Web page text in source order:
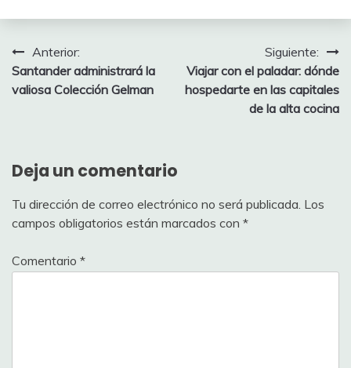
Navegación
de
Anterior:
Santander administrará la
valiosa Colección Gelman
Siguiente:
Viajar con el paladar: dónde
hospedarte en las capitales
de la alta cocina
Deja un comentario
Tu dirección de correo electrónico no será publicada. Los
campos obligatorios están marcados con *
Comentario *